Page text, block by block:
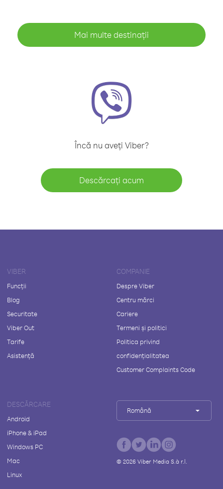
Mai multe destinații
Încă nu aveți Viber?
Descărcați acum
VIBER
Funcții
Blog
Securitate
Viber Out
Tarife
Asistență
COMPANIE
Despre Viber
Centru mărci
Cariere
Termeni și politici
Politica privind
confidențialitatea
Customer Complaints Code
DESCĂRCARE
Android
iPhone & iPad
Windows PC
Mac
Linux
Română
© 2026Viber Media S.à r.l.